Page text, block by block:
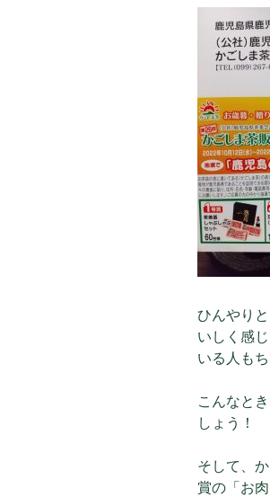
ひんやり
いしく感
いる人も
こんなと
しょう！
そして、
賞の「お